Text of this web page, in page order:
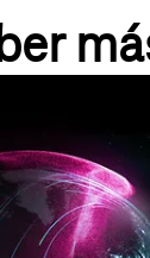
las
de API y permite
gestionar tus